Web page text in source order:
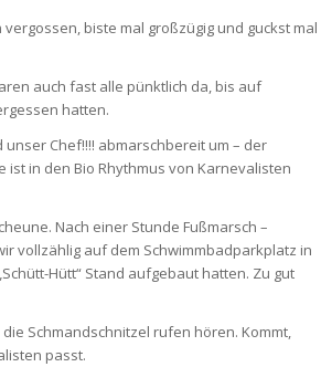
biste mal großzügig und guckst mal
auch fast alle pünktlich da, bis auf
hatten.
Chef!!!! abmarschbereit um – der
ist in den Bio Rhythmus von Karnevalisten
Nach einer Stunde Fußmarsch –
vollzählig auf dem Schwimmbadparkplatz in
Hütt“ Stand aufgebaut hatten. Zu gut
Schmandschnitzel rufen hören. Kommt,
passt.